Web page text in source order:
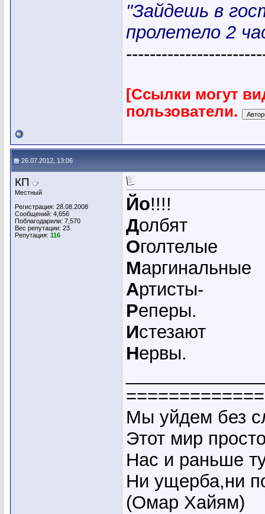
"Зайдешь в
пролетело 2
[Ссылки могут
пользователи.
26.07.2012, 13:06
КП
Местный
Регистрация: 28.08.2008
Сообщений: 4,656
Поблагодарили: 7,570
Вес репутации: 23
Репутация: 116
Йо!!!!
Долбят
Оголтелые
Маргинальные
Артисты-
Реперы.
Истезают
Нервы.
Мы уйдем без
Этот мир
Нас и раньше
Ни ущерба,ни
(Омар Хайям)